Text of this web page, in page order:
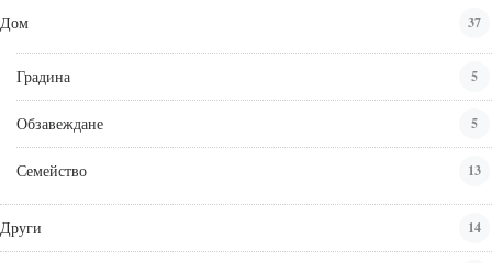
Дом 37
Градина 5
Обзавеждане 5
Семейство 13
Други 14